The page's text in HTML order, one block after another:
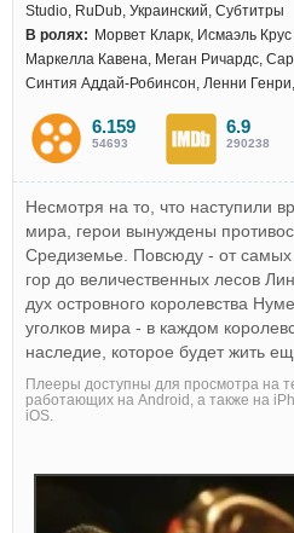
Studio, RuDub, Украинский, Субтитры
В ролях: Морвет Кларк, Исмаэль
Маркелла Кавена, Меган Ричардс,
Синтия Аддай-Робинсон, Ленни
6.159
54693
6.9
290238
Несмотря на то, что наступили
мира, герои вынуждены
Средиземье. Повсюду - от
гор до величественных лесов
дух островного королевства
уголков мира - в каждом
наследие, которое будет жить
Плееры доступны для просмотра на
работающих на Android, а также на
iOS.